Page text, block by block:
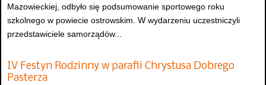
Mazowieckiej, odbyło się podsumowanie sportowego roku
szkolnego w powiecie ostrowskim. W wydarzeniu uczestniczyli
przedstawiciele samorządów...
IV Festyn Rodzinny w parafii Chrystusa Dobrego
Pasterza